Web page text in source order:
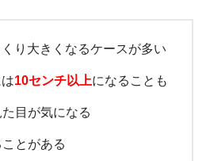
り大きくなるケースが多い
10センチ以上になることも
目が気になる
とがある